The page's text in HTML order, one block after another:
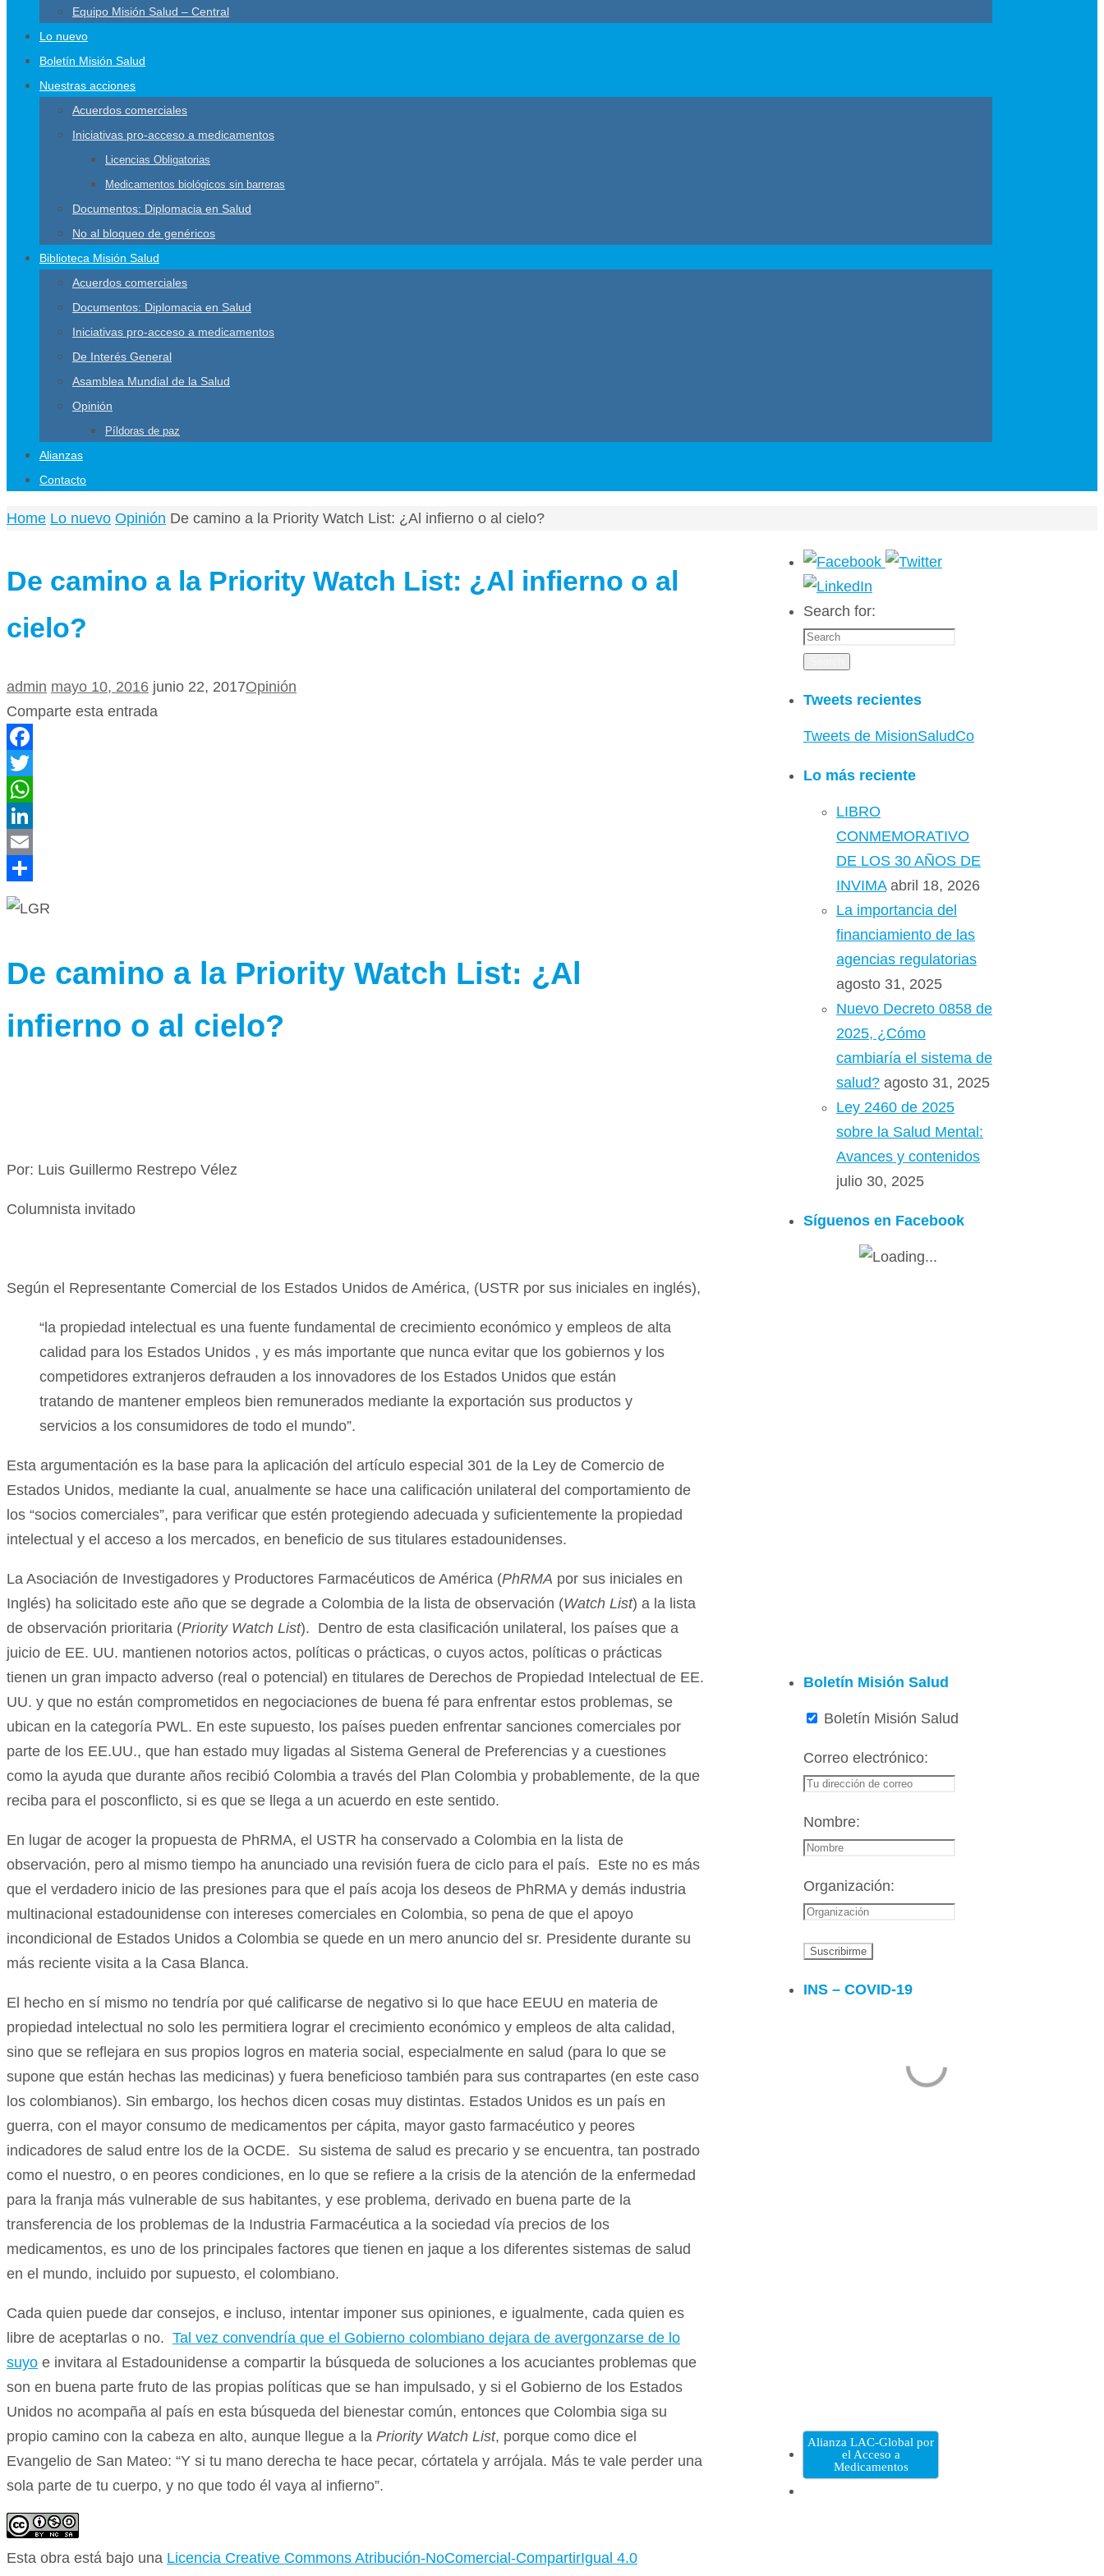
Equipo Misión Salud – Central
Lo nuevo
Boletín Misión Salud
Nuestras acciones
Acuerdos comerciales
Iniciativas pro-acceso a medicamentos
Licencias Obligatorias
Medicamentos biológicos sin barreras
Documentos: Diplomacia en Salud
No al bloqueo de genéricos
Biblioteca Misión Salud
Acuerdos comerciales
Documentos: Diplomacia en Salud
Iniciativas pro-acceso a medicamentos
De Interés General
Asamblea Mundial de la Salud
Opinión
Píldoras de paz
Alianzas
Contacto
Home Lo nuevo Opinión De camino a la Priority Watch List: ¿Al infierno o al cielo?
De camino a la Priority Watch List: ¿Al infierno o al
cielo?
admin mayo 10, 2016 junio 22, 2017Opinión
Comparte esta entrada
Facebook
Twitter
WhatsApp
LinkedIn
Email
Compartir
De camino a la Priority Watch List: ¿Al
infierno o al cielo?
Por: Luis Guillermo Restrepo Vélez
Columnista invitado
Según el Representante Comercial de los Estados Unidos de América, (USTR por sus iniciales en inglés),
“la propiedad intelectual es una fuente fundamental de crecimiento económico y empleos de alta
calidad para los Estados Unidos , y es más importante que nunca evitar que los gobiernos y los
competidores extranjeros defrauden a los innovadores de los Estados Unidos que están
tratando de mantener empleos bien remunerados mediante la exportación sus productos y
servicios a los consumidores de todo el mundo”.
Esta argumentación es la base para la aplicación del artículo especial 301 de la Ley de Comercio de
Estados Unidos, mediante la cual, anualmente se hace una calificación unilateral del comportamiento de
los “socios comerciales”, para verificar que estén protegiendo adecuada y suficientemente la propiedad
intelectual y el acceso a los mercados, en beneficio de sus titulares estadounidenses.
La Asociación de Investigadores y Productores Farmacéuticos de América (PhRMA por sus iniciales en
Inglés) ha solicitado este año que se degrade a Colombia de la lista de observación (Watch List) a la lista
de observación prioritaria (Priority Watch List). Dentro de esta clasificación unilateral, los países que a
juicio de EE. UU. mantienen notorios actos, políticas o prácticas, o cuyos actos, políticas o prácticas
tienen un gran impacto adverso (real o potencial) en titulares de Derechos de Propiedad Intelectual de EE.
UU. y que no están comprometidos en negociaciones de buena fé para enfrentar estos problemas, se
ubican en la categoría PWL. En este supuesto, los países pueden enfrentar sanciones comerciales por
parte de los EE.UU., que han estado muy ligadas al Sistema General de Preferencias y a cuestiones
como la ayuda que durante años recibió Colombia a través del Plan Colombia y probablemente, de la que
reciba para el posconflicto, si es que se llega a un acuerdo en este sentido.
En lugar de acoger la propuesta de PhRMA, el USTR ha conservado a Colombia en la lista de
observación, pero al mismo tiempo ha anunciado una revisión fuera de ciclo para el país. Este no es más
que el verdadero inicio de las presiones para que el país acoja los deseos de PhRMA y demás industria
multinacional estadounidense con intereses comerciales en Colombia, so pena de que el apoyo
incondicional de Estados Unidos a Colombia se quede en un mero anuncio del sr. Presidente durante su
más reciente visita a la Casa Blanca.
El hecho en sí mismo no tendría por qué calificarse de negativo si lo que hace EEUU en materia de
propiedad intelectual no solo les permitiera lograr el crecimiento económico y empleos de alta calidad,
sino que se reflejara en sus propios logros en materia social, especialmente en salud (para lo que se
supone que están hechas las medicinas) y fuera beneficioso también para sus contrapartes (en este caso
los colombianos). Sin embargo, los hechos dicen cosas muy distintas. Estados Unidos es un país en
guerra, con el mayor consumo de medicamentos per cápita, mayor gasto farmacéutico y peores
indicadores de salud entre los de la OCDE. Su sistema de salud es precario y se encuentra, tan postrado
como el nuestro, o en peores condiciones, en lo que se refiere a la crisis de la atención de la enfermedad
para la franja más vulnerable de sus habitantes, y ese problema, derivado en buena parte de la
transferencia de los problemas de la Industria Farmacéutica a la sociedad vía precios de los
medicamentos, es uno de los principales factores que tienen en jaque a los diferentes sistemas de salud
en el mundo, incluido por supuesto, el colombiano.
Cada quien puede dar consejos, e incluso, intentar imponer sus opiniones, e igualmente, cada quien es
libre de aceptarlas o no. Tal vez convendría que el Gobierno colombiano dejara de avergonzarse de lo
suyo e invitara al Estadounidense a compartir la búsqueda de soluciones a los acuciantes problemas que
son en buena parte fruto de las propias políticas que se han impulsado, y si el Gobierno de los Estados
Unidos no acompaña al país en esta búsqueda del bienestar común, entonces que Colombia siga su
propio camino con la cabeza en alto, aunque llegue a la Priority Watch List, porque como dice el
Evangelio de San Mateo: “Y si tu mano derecha te hace pecar, córtatela y arrójala. Más te vale perder una
sola parte de tu cuerpo, y no que todo él vaya al infierno”.
Esta obra está bajo una Licencia Creative Commons Atribución-NoComercial-CompartirIgual 4.0
Search for:
Tweets recientes
Tweets de MisionSaludCo
Lo más reciente
LIBRO
CONMEMORATIVO
DE LOS 30 AÑOS DE
INVIMA abril 18, 2026
La importancia del
financiamiento de las
agencias regulatorias
agosto 31, 2025
Nuevo Decreto 0858 de
2025, ¿Cómo
cambiaría el sistema de
salud? agosto 31, 2025
Ley 2460 de 2025
sobre la Salud Mental:
Avances y contenidos
julio 30, 2025
Síguenos en Facebook
Boletín Misión Salud
Boletín Misión Salud
Correo electrónico:
Nombre:
Organización:
INS – COVID-19
Alianza LAC-Global por
el Acceso a
Medicamentos